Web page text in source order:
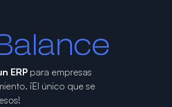
ERP para empresas
¡El único que se